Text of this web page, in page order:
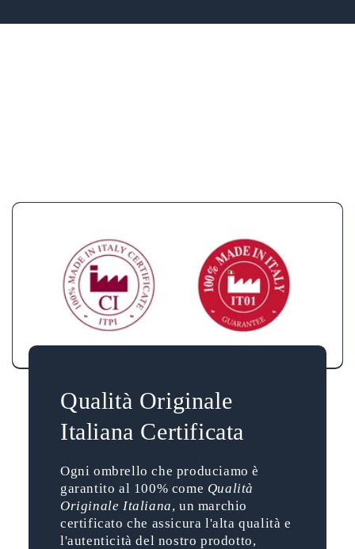
Qualità Originale
Italiana Certificata
Ogni ombrello che produciamo è
garantito al 100% come Qualità
Originale Italiana, un marchio
certificato che assicura l'alta qualità e
l'autenticità del nostro prodotto,